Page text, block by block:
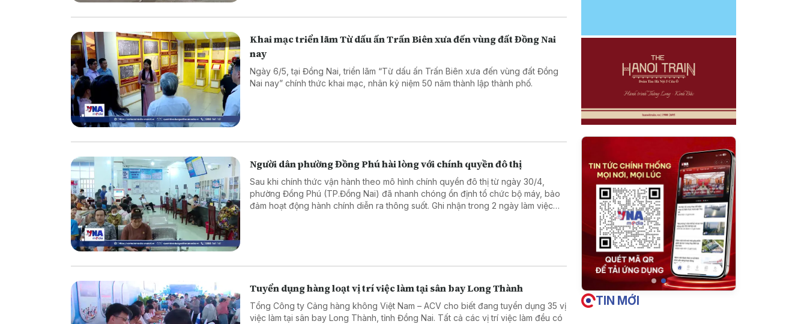
Khai mạc triển lãm Từ dấu ấn Trấn Biên xưa đến vùng đất Đồng Nai
nay
Ngày 6/5, tại Đồng Nai, triển lãm “Từ dấu ấn Trấn Biên xưa đến vùng đất Đồng
Nai nay” chính thức khai mạc, nhân kỷ niệm 50 năm thành lập thành phố.
Người dân phường Đồng Phú hài lòng với chính quyền đô thị
Sau khi chính thức vận hành theo mô hình chính quyền đô thị từ ngày 30/4,
phường Đồng Phú (TP.Đồng Nai) đã nhanh chóng ổn định tổ chức bộ máy, bảo
đảm hoạt động hành chính diễn ra thông suốt. Ghi nhận trong 2 ngày làm việc
Tuyển dụng hàng loạt vị trí việc làm tại sân bay Long Thành
Tổng Công ty Cảng hàng không Việt Nam – ACV cho biết đang tuyển dụng 35 vị
việc làm tại sân bay Long Thành, tỉnh Đồng Nai. Tất cả các vị trí việc làm đều có
TIN MỚI